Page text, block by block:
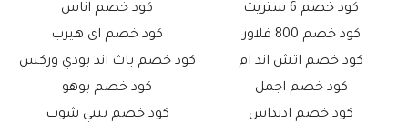
كود خصم 6 ستريت
كود خصم 800 فلاور
كود خصم اتش اند ام
كود خصم اجمل
كود خصم اديداس
كود خصم اناس
كود خصم اى هيرب
كود خصم باث اند بودي وركس
كود خصم بوهو
كود خصم بيبي شوب